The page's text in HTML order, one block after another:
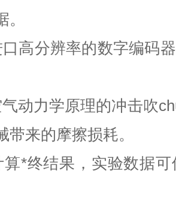
高分辨率的数字编码
动力学原理的冲击吹
带来的摩擦损耗。
*终结果，实验数据